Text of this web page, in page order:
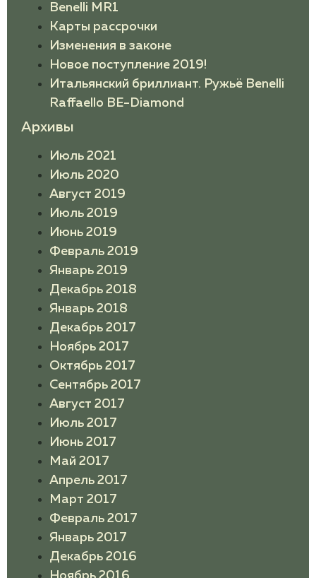
Benelli MR1
Карты рассрочки
Изменения в законе
Новое поступление 2019!
Итальянский бриллиант. Ружьё Benelli
Raffaello BE-Diamond
Архивы
Июль 2021
Июль 2020
Август 2019
Июль 2019
Июнь 2019
Февраль 2019
Январь 2019
Декабрь 2018
Январь 2018
Декабрь 2017
Ноябрь 2017
Октябрь 2017
Сентябрь 2017
Август 2017
Июль 2017
Июнь 2017
Май 2017
Апрель 2017
Март 2017
Февраль 2017
Январь 2017
Декабрь 2016